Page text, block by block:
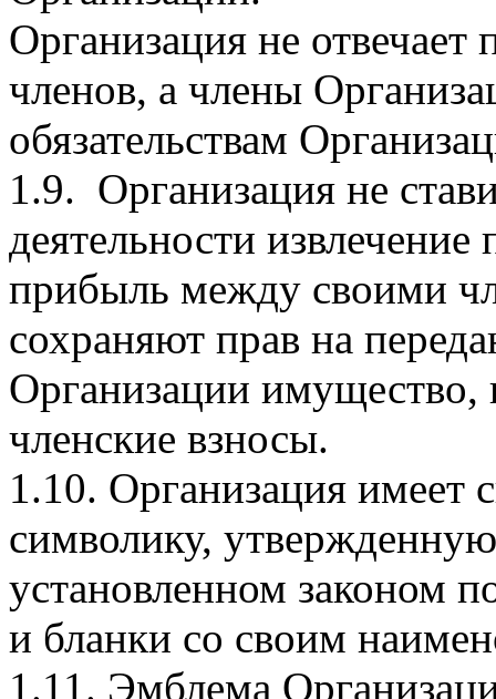
Организация не отвечает
членов, а члены
обязательствам
1.9. Организация не
деятельности
прибыль между своими
сохраняют прав на
Организации имущество,
членские взносы.
1.10. Организация
символику,
установленном законом
и бланки со своим
1.11. Эмблема